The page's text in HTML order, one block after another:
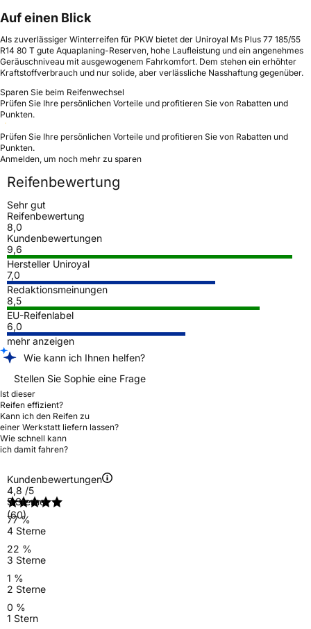
Auf einen Blick
Als zuverlässiger Winterreifen für PKW bietet der Uniroyal Ms Plus 77 185/55
R14 80 T gute Aquaplaning-Reserven, hohe Laufleistung und ein angenehmes
Geräuschniveau mit ausgewogenem Fahrkomfort. Dem stehen ein erhöhter
Kraftstoffverbrauch und nur solide, aber verlässliche Nasshaftung gegenüber.
Sparen Sie beim Reifenwechsel
Prüfen Sie Ihre persönlichen Vorteile und profitieren Sie von Rabatten und
Punkten.
Prüfen Sie Ihre persönlichen Vorteile und profitieren Sie von Rabatten und
Punkten.
Anmelden, um noch mehr zu sparen
Reifenbewertung
Sehr gut
Reifenbewertung
8,0
Kundenbewertungen
9,6
Hersteller Uniroyal
7,0
Redaktionsmeinungen
8,5
EU-Reifenlabel
6,0
mehr anzeigen
Wie kann ich Ihnen helfen?
Stellen Sie Sophie eine Frage
Ist dieser
Reifen effizient?
Kann ich den Reifen zu
einer Werkstatt liefern lassen?
Wie schnell kann
ich damit fahren?
Kundenbewertungen
4,8 /5
(60)
5 Sterne
77 %
4 Sterne
22 %
3 Sterne
1 %
2 Sterne
0 %
1 Stern